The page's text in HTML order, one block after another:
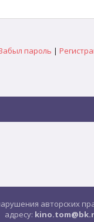
пароль |
авторских
адресу: